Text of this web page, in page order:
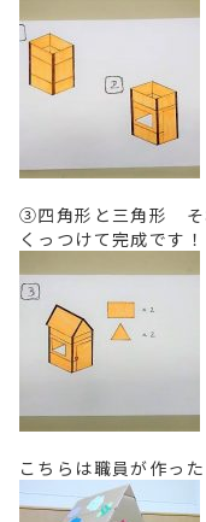
③四角形と三角形 そ
くっつけて完成です！
こちらは職員が作っ